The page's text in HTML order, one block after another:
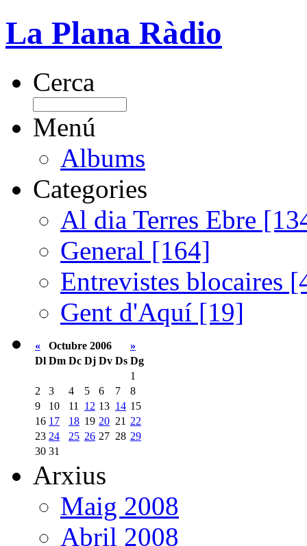
La Plana Ràdio
Cerca
Menú
Albums
Categories
Al dia Terres Ebre
General [164]
Entrevistes blocaires
Gent d'Aquí [19]
« Octubre 2006
»
Dl Dm Dc Dj Dv Ds Dg
1
2
3 4 5 6 7
8
9
10 11 12 13 14 15
16 17 18 19 20 21 22
23 24 25 26 27 28 29
30 31
Arxius
Maig 2008
Abril 2008